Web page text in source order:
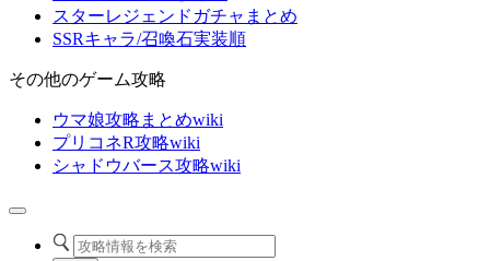
スターレジェンドガチャまとめ
SSRキャラ/召喚石実装順
その他のゲーム攻略
ウマ娘攻略まとめwiki
プリコネR攻略wiki
シャドウバース攻略wiki